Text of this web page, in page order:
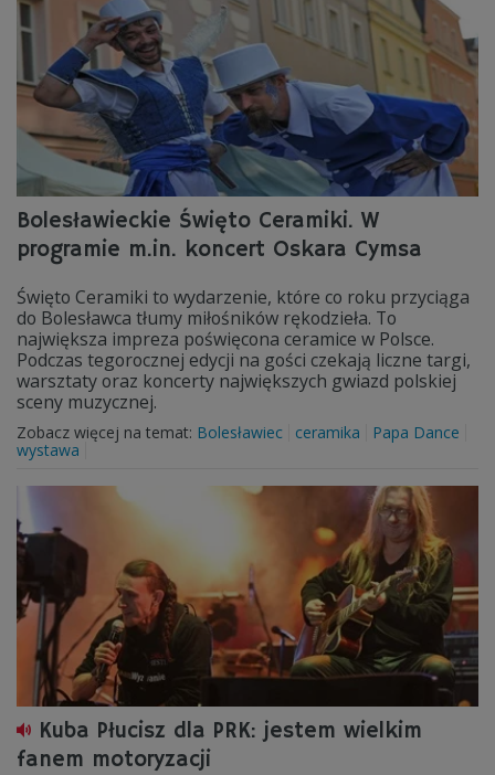
Bolesławieckie Święto Ceramiki. W
programie m.in. koncert Oskara Cymsa
Święto Ceramiki to wydarzenie, które co roku przyciąga
do Bolesławca tłumy miłośników rękodzieła. To
największa impreza poświęcona ceramice w Polsce.
Podczas tegorocznej edycji na gości czekają liczne targi,
warsztaty oraz koncerty największych gwiazd polskiej
sceny muzycznej.
Zobacz więcej na temat: Bolesławiec ceramika
Papa Dance
wystawa
Kuba Płucisz dla PRK: jestem wielkim
fanem motoryzacji